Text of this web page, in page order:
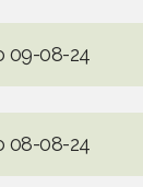
09-08-24
08-08-24